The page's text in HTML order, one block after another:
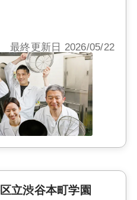
最終更新日 2026/05/22
立渋谷本町学園